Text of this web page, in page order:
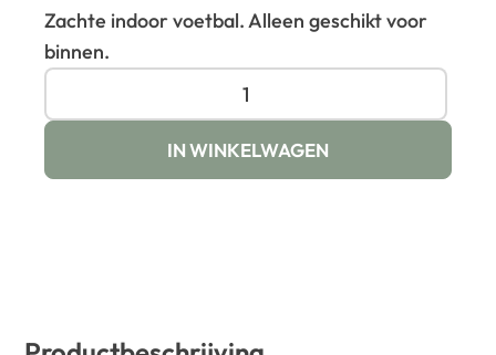
Zachte indoor voetbal. Alleen geschikt voor
binnen.
IN WINKELWAGEN